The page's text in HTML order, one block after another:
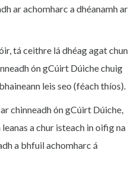
ar achomharc a dhéanamh ar
tá ceithre lá dhéag agat chun
ón gCúirt Dúiche chuig
leis seo (féach thíos).
chinneadh ón gCúirt Dúiche,
a chur isteach in oifig na
a bhfuil achomharc á